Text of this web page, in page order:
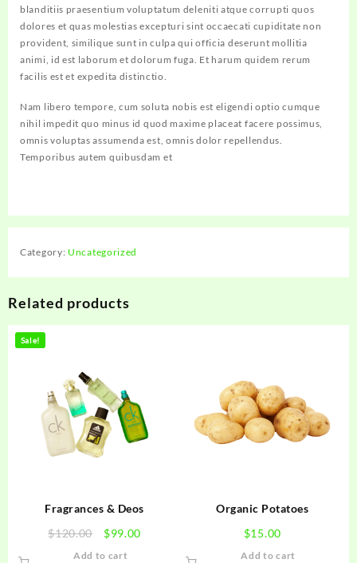
blanditiis praesentium voluptatum deleniti atque corrupti quos
dolores et quas molestias excepturi sint occaecati cupiditate non
provident, similique sunt in culpa qui officia deserunt mollitia
animi, id est laborum et dolorum fuga. Et harum quidem rerum
facilis est et expedita distinctio.
Nam libero tempore, cum soluta nobis est eligendi optio cumque
nihil impedit quo minus id quod maxime placeat facere possimus,
omnis voluptas assumenda est, omnis dolor repellendus.
Temporibus autem quibusdam et
Category: Uncategorized
Related products
Sale!
Fragrances & Deos
$120.00
Original
$99.00
Add to cart
Organic Potatoes
$15.00
Add to cart